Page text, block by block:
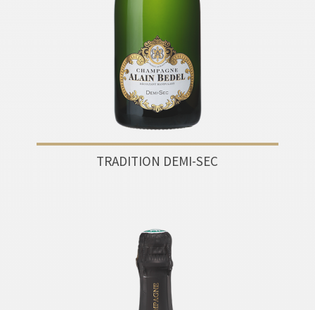
TRADITION DEMI-SEC